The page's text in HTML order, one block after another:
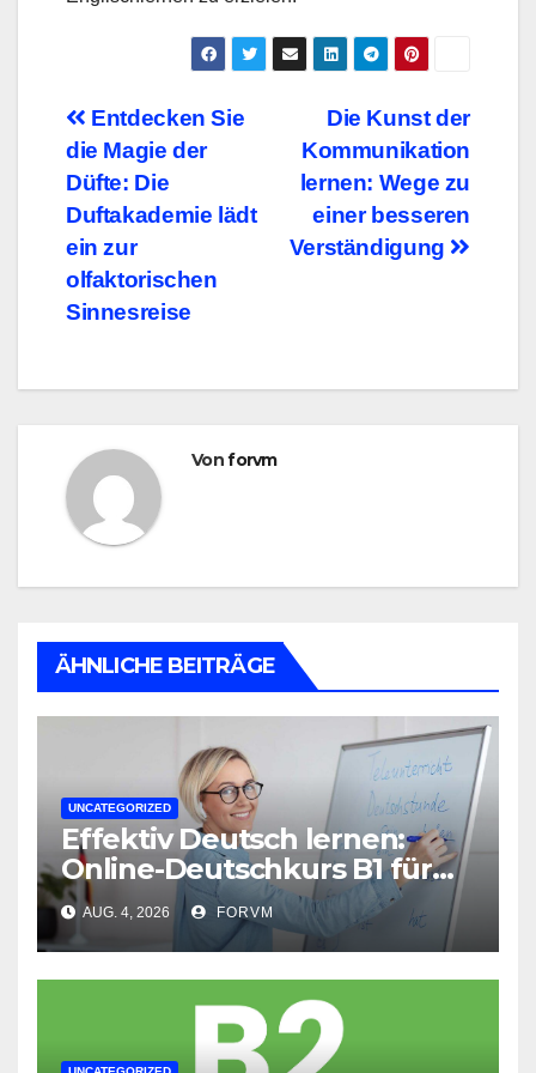
Beitragsnavigation
Die Kunst der
Kommunikation
lernen: Wege zu
einer besseren
Verständigung
Entdecken Sie
die Magie der
Düfte: Die
Duftakademie lädt
ein zur
olfaktorischen
Sinnesreise
Vonforvm
ÄHNLICHE BEITRÄGE
UNCATEGORIZED
Effektiv Deutsch lernen:
Online-Deutschkurs B1 für
flexible Lernerfolge
AUG. 4, 2026 FORVM